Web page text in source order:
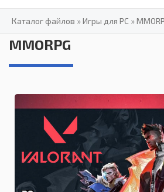
Каталог файлов »Игры для PC »
MMORPG